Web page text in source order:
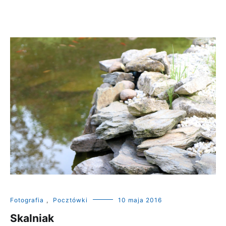
Fotografia , Pocztówki 10 maja 2016
Skalniak